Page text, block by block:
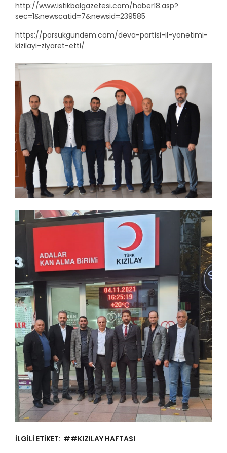
http://www.istikbalgazetesi.com/haber18.asp?
sec=1&newscatid=7&newsid=239585
https://porsukgundem.com/deva-partisi-il-yonetimi-
kizilayi-ziyaret-etti/
İLGİLİ ETİKET: ##KIZILAY HAFTASI